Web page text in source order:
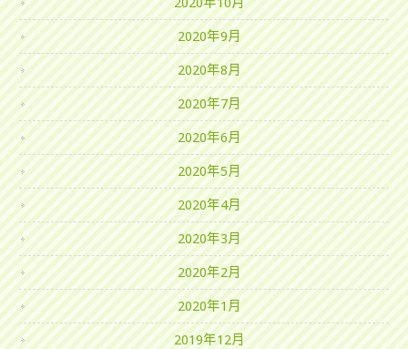
2020年9月
2020年8月
2020年7月
2020年6月
2020年5月
2020年4月
2020年3月
2020年2月
2020年1月
2019年12月